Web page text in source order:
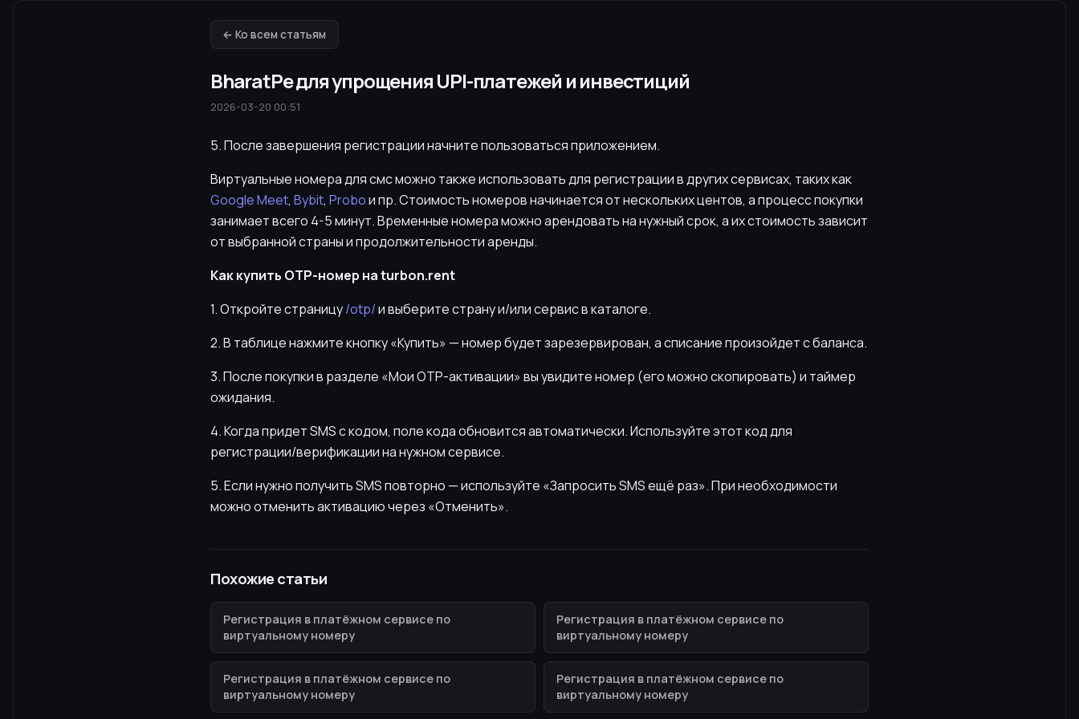
← Ко всем статьям
BharatPe для упрощения UPI-платежей и инвестиций
2026-03-20 00:51
5. После завершения регистрации начните пользоваться приложением.
Виртуальные номера для смс можно также использовать для регистрации в других сервисах, таких как
Google Meet, Bybit, Proboи пр. Стоимость номеров начинается от нескольких центов, а процесс покупки
занимает всего 4-5 минут. Временные номера можно арендовать на нужный срок, а их стоимость зависит
от выбранной страны и продолжительности аренды.
Как купить OTP-номер на turbon.rent
1. Откройте страницу/otp/и выберите страну и/или сервис в каталоге.
2. В таблице нажмите кнопку «Купить» — номер будет зарезервирован, а списание произойдет с баланса.
3. После покупки в разделе «Мои OTP-активации» вы увидите номер (его можно скопировать) и таймер
ожидания.
4. Когда придет SMS с кодом, поле кода обновится автоматически. Используйте этот код для
регистрации/верификации на нужном сервисе.
5. Если нужно получить SMS повторно — используйте «Запросить SMS ещё раз». При необходимости
можно отменить активацию через «Отменить».
Похожие статьи
Регистрация в платёжном сервисе по
виртуальному номеру
Регистрация в платёжном сервисе по
виртуальному номеру
Регистрация в платёжном сервисе по
виртуальному номеру
Регистрация в платёжном сервисе по
виртуальному номеру